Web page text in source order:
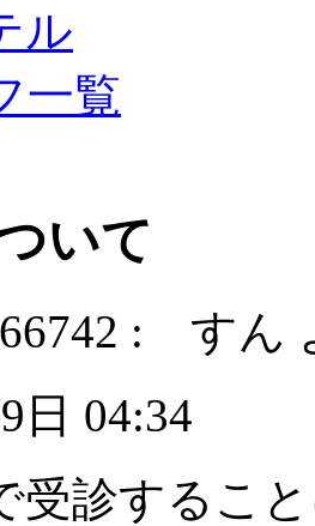
ル
一覧
いて
: すん
日 04:34
受診するこ